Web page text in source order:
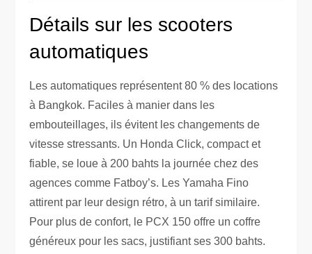
Détails sur les scooters
automatiques
Les automatiques représentent 80 % des locations
à Bangkok. Faciles à manier dans les
embouteillages, ils évitent les changements de
vitesse stressants. Un Honda Click, compact et
fiable, se loue à 200 bahts la journée chez des
agences comme Fatboy’s. Les Yamaha Fino
attirent par leur design rétro, à un tarif similaire.
Pour plus de confort, le PCX 150 offre un coffre
généreux pour les sacs, justifiant ses 300 bahts.